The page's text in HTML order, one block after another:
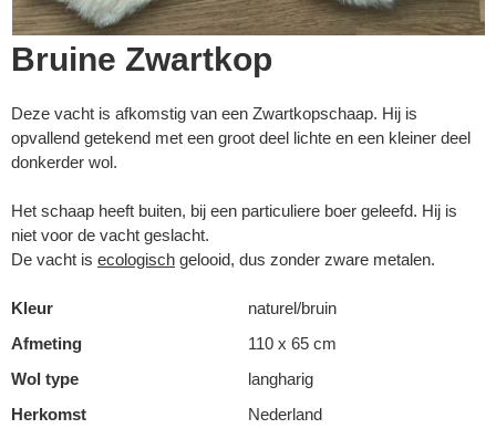
Bruine Zwartkop
Deze vacht is afkomstig van een Zwartkopschaap. Hij is
opvallend getekend met een groot deel lichte en een kleiner deel
donkerder wol.
Het schaap heeft buiten, bij een particuliere boer geleefd. Hij is
niet voor de vacht geslacht.
De vacht is ecologisch gelooid, dus zonder zware metalen.
Kleur
naturel/bruin
Afmeting
110 x 65 cm
Wol type
langharig
Herkomst
Nederland